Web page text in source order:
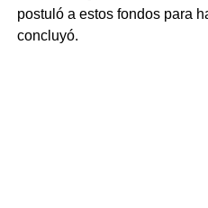
postuló a estos fondos para
concluyó.